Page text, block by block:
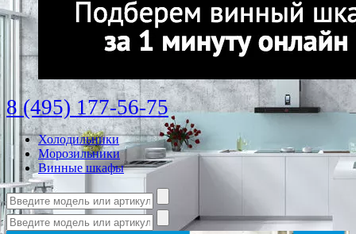
8 (495) 177-56-75
Холодильники
Морозильники
Винные шкафы